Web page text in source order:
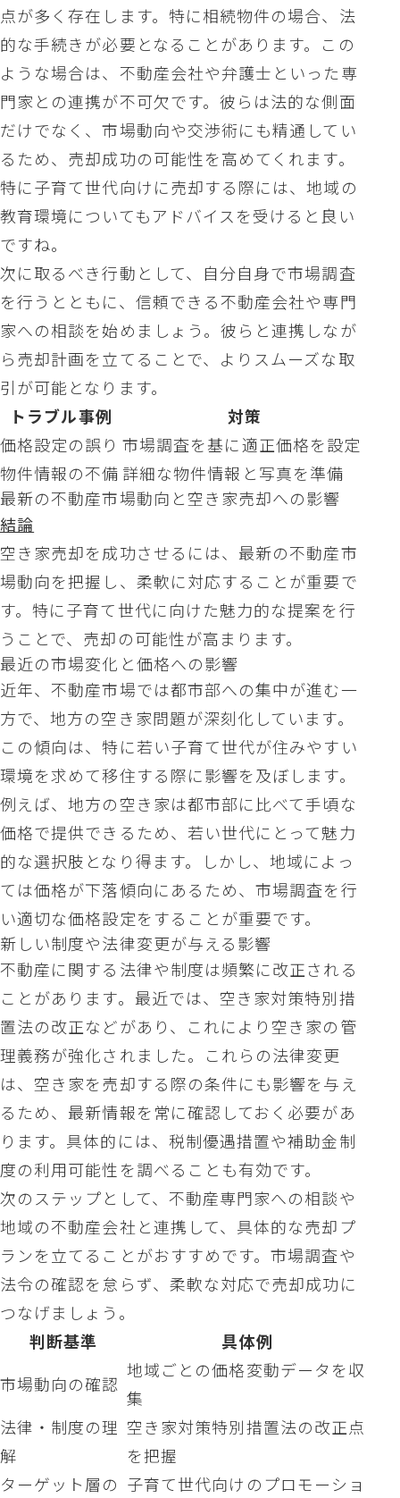
点が多く存在します。特に相続物件の場合、法
的な手続きが必要となることがあります。この
ような場合は、不動産会社や弁護士といった専
門家との連携が不可欠です。彼らは法的な側面
だけでなく、市場動向や交渉術にも精通してい
るため、売却成功の可能性を高めてくれます。
特に子育て世代向けに売却する際には、地域の
教育環境についてもアドバイスを受けると良い
ですね。
次に取るべき行動として、自分自身で市場調査
を行うとともに、信頼できる不動産会社や専門
家への相談を始めましょう。彼らと連携しなが
ら売却計画を立てることで、よりスムーズな取
引が可能となります。
トラブル事例
対策
価格設定の誤り 市場調査を基に適正価格を設定
物件情報の不備 詳細な物件情報と写真を準備
最新の不動産市場動向と空き家売却への影響
結論
空き家売却を成功させるには、最新の不動産市
場動向を把握し、柔軟に対応することが重要で
す。特に子育て世代に向けた魅力的な提案を行
うことで、売却の可能性が高まります。
最近の市場変化と価格への影響
近年、不動産市場では都市部への集中が進む一
方で、地方の空き家問題が深刻化しています。
この傾向は、特に若い子育て世代が住みやすい
環境を求めて移住する際に影響を及ぼします。
例えば、地方の空き家は都市部に比べて手頃な
価格で提供できるため、若い世代にとって魅力
的な選択肢となり得ます。しかし、地域によっ
ては価格が下落傾向にあるため、市場調査を行
い適切な価格設定をすることが重要です。
新しい制度や法律変更が与える影響
不動産に関する法律や制度は頻繁に改正される
ことがあります。最近では、空き家対策特別措
置法の改正などがあり、これにより空き家の管
理義務が強化されました。これらの法律変更
は、空き家を売却する際の条件にも影響を与え
るため、最新情報を常に確認しておく必要があ
ります。具体的には、税制優遇措置や補助金制
度の利用可能性を調べることも有効です。
次のステップとして、不動産専門家への相談や
地域の不動産会社と連携して、具体的な売却プ
ランを立てることがおすすめです。市場調査や
法令の確認を怠らず、柔軟な対応で売却成功に
つなげましょう。
判断基準
具体例
市場動向の確認
地域ごとの価格変動データを収
集
法律・制度の理
解
空き家対策特別措置法の改正点
を把握
ターゲット層の 子育て世代向けのプロモーショ